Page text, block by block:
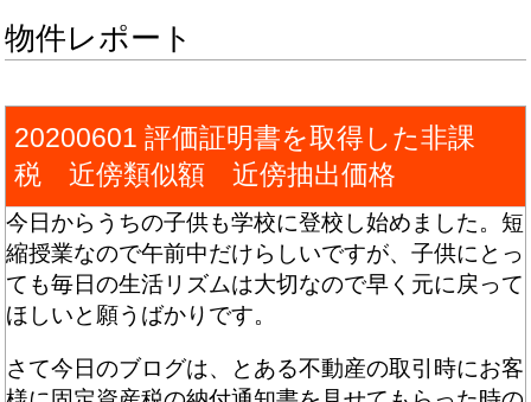
物件レポート
20200601 評価証明書を取得した非課
税 近傍類似額 近傍抽出価格
今日からうちの子供も学校に登校し始めました。短
縮授業なので午前中だけらしいですが、子供にとっ
ても毎日の生活リズムは大切なので早く元に戻って
ほしいと願うばかりです。
さて今日のブログは、とある不動産の取引時にお客